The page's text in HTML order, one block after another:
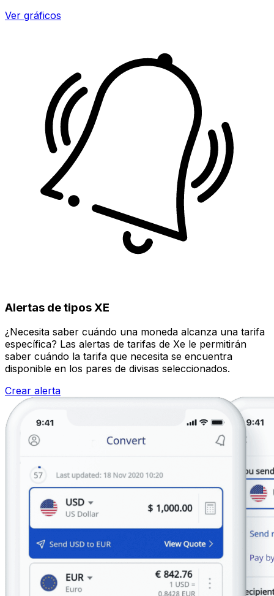
Ver gráficos
Alertas de tipos XE
¿Necesita saber cuándo una moneda alcanza una tarifa
específica? Las alertas de tarifas de Xe le permitirán
saber cuándo la tarifa que necesita se encuentra
disponible en los pares de divisas seleccionados.
Crear alerta